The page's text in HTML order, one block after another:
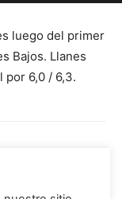
luego del primer
Bajos. Llanes
por 6,0 / 6,3.